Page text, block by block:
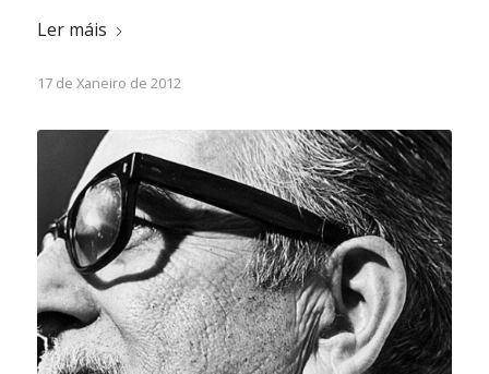
Ler máis
17 de Xaneiro de 2012